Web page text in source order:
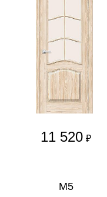
11 520 ₽
М5